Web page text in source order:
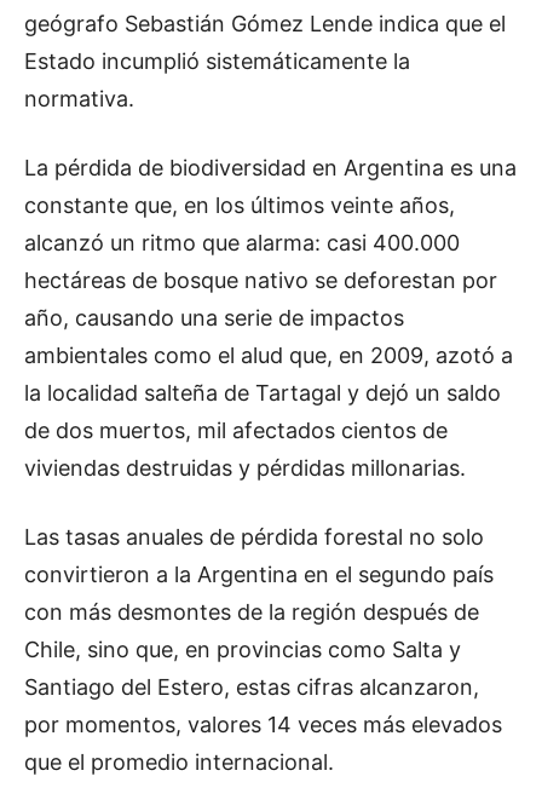
geógrafo Sebastián Gómez Lende indica que el
Estado incumplió sistemáticamente la
normativa.
La pérdida de biodiversidad en Argentina es una
constante que, en los últimos veinte años,
alcanzó un ritmo que alarma: casi 400.000
hectáreas de bosque nativo se deforestan por
año, causando una serie de impactos
ambientales como el alud que, en 2009, azotó a
la localidad salteña de Tartagal y dejó un saldo
de dos muertos, mil afectados cientos de
viviendas destruidas y pérdidas millonarias.
Las tasas anuales de pérdida forestal no solo
convirtieron a la Argentina en el segundo país
con más desmontes de la región después de
Chile, sino que, en provincias como Salta y
Santiago del Estero, estas cifras alcanzaron,
por momentos, valores 14 veces más elevados
que el promedio internacional.